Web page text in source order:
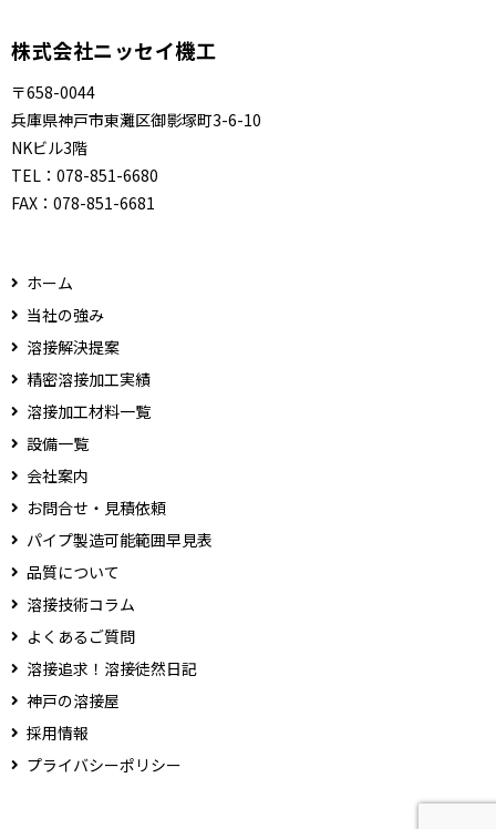
株式会社ニッセイ機工
〒658-0044
兵庫県神戸市東灘区御影塚町3-6-10
NKビル3階
TEL： 078-851-6680
FAX： 078-851-6681
ホーム
当社の強み
溶接解決提案
精密溶接加工実績
溶接加工材料一覧
設備一覧
会社案内
お問合せ・見積依頼
パイプ製造可能範囲早見表
品質について
溶接技術コラム
よくあるご質問
溶接追求！溶接徒然日記
神戸の溶接屋
採用情報
プライバシーポリシー